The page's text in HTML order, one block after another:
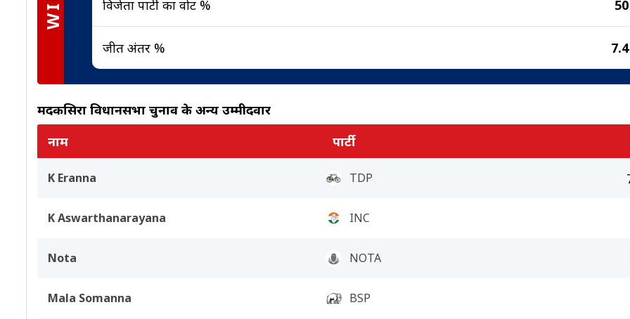
विजेता पार्टी का वोट %
जीत अंतर %
मदकसिरा विधानसभा चुनाव के अन्य उम्मीदवार
नाम
पार्टी
K Eranna TDP
K Aswarthanarayana INC
Nota NOTA
Mala Somanna BSP